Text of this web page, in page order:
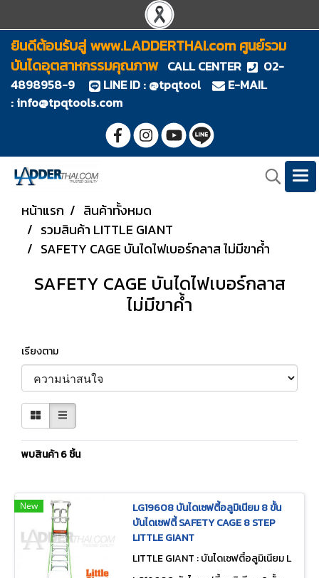
ยินดีต้อนรับสู่ www.LADDERTHAI.com ศูนย์รวม
บันไดอุตสาหกรรมคุณภาพ CALL CENTER
02-
4898958-9
LINE ID : @tpqtool
E-MAIL
:info@tpqtools.com
หน้าแรก
สินค้าทั้งหมด
รวมสินค้า LITTLE GIANT
SAFETY CAGE บันไดไฟเบอร์กลาส ไม่มีขาค้ำ
SAFETY CAGE บันไดไฟเบอร์กลาส
ไม่มีขาค้ำ
เรียงตาม
พบสินค้า 6 ชิ้น
New
LG19608 บันไดเซฟตี้อลูมิเนียม 8 ขั้น
บันไดเซฟตี้ SAFETY CAGE 8 STEP
LITTLE GIANT
LITTLE GIANT : บันไดเซฟตี้อลูมิเนียม L